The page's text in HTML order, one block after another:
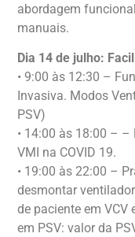
abordagem
manuais.
Dia 14 de julho:
• 9:00 às 12:30 –
Invasiva. Modos
PSV)
• 14:00 às 18:00 – –
VMI na COVID 19.
• 19:00 às 22:00 –
desmontar
de paciente em VCV
em PSV: valor da